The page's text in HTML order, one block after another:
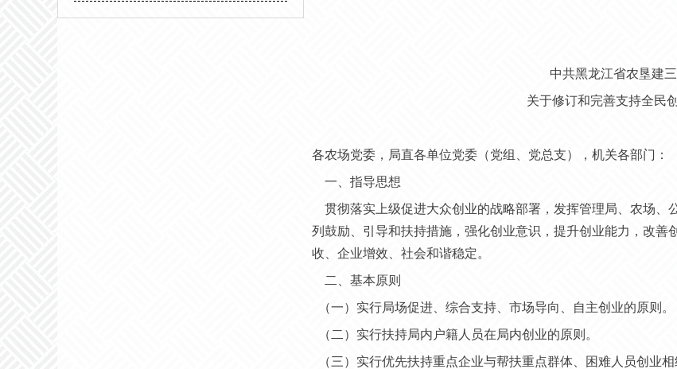
中共黑龙江省农垦建
关于修订和完善支持全民
各农场党委，局直各单位党委（党组、党总支），机关各部门：
一、指导思想
贯彻落实上级促进大众创业的战略部署，发挥管理局、农场
列鼓励、引导和扶持措施，强化创业意识，提升创业能力，改
收、企业增效、社会和谐稳定。
二、基本原则
（一）实行局场促进、综合支持、市场导向、自主创业的原则。
（二）实行扶持局内户籍人员在局内创业的原则。
（三）实行优先扶持重点企业与帮扶重点群体、困难人员创业相